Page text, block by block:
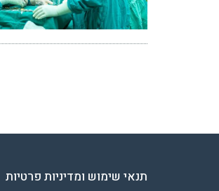
תנאי שימוש ומדיניות פרטיות